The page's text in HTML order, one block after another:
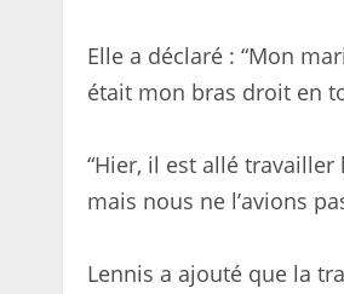
Elle a déclaré : “Mon
était mon bras droit en
“Hier, il est allé
mais nous ne l’avions
Lennis a ajouté que la